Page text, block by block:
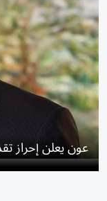
عون يعلن إحراز